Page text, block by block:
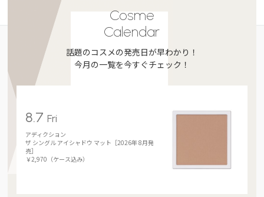
Cosme
Calendar
話題のコスメの発売日が早わかり！
今月の一覧を今すぐチェック！
8.7Fri
アディクション
ザ シングル アイシャドウ マット［2026年 8月発
売］
￥2,970（ケース込み）